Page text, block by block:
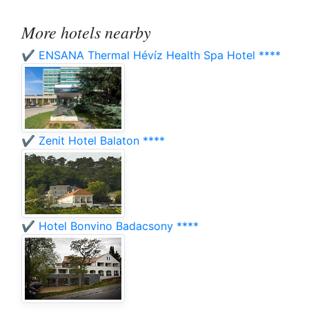
More hotels nearby
✔️ ENSANA Thermal Hévíz Health Spa Hotel ****
✔️ Zenit Hotel Balaton ****
✔️ Hotel Bonvino Badacsony ****